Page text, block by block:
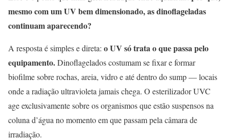
mesmo com um UV bem dimensionado, as dinoflageladas
continuam aparecendo?
A resposta é simples e direta: o UV só trata o que passa pelo
equipamento.Dinoflagelados costumam se fixar e formar
biofilme sobre rochas, areia, vidro e até dentro do sump — locais
onde a radiação ultravioleta jamais chega. O esterilizador UVC
age exclusivamente sobre os organismos que estão suspensos na
coluna d’água no momento em que passam pela câmara de
irradiação.